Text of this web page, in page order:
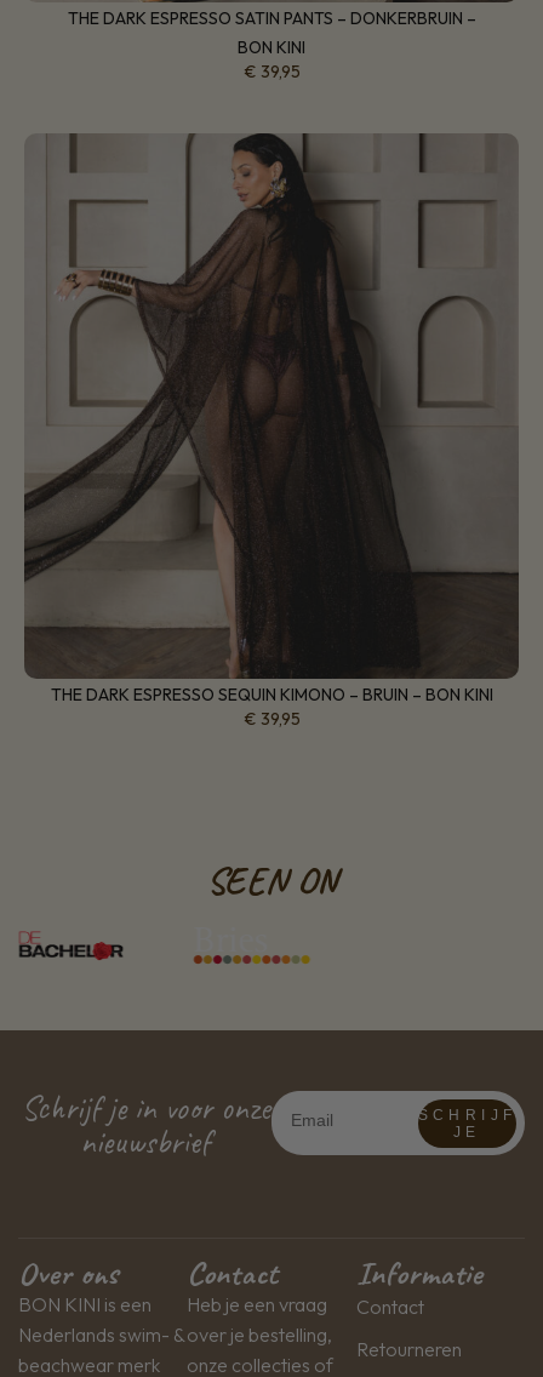
THE DARK ESPRESSO SATIN PANTS – DONKERBRUIN –
BON KINI
€ 39,95
THE DARK ESPRESSO SEQUIN KIMONO – BRUIN – BON KINI
€ 39,95
SEEN ON
Schrijf je in voor onze
nieuwsbrief
SCHRIJF
JE
Over ons
BON KINI is een
Nederlands swim- &
beachwear merk
Contact
Heb je een vraag
over je bestelling,
onze collecties of
Informatie
Contact
Retourneren